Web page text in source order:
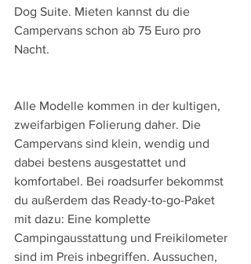
Dog Suite. Mieten kannst du die
Campervans schon ab 75 Euro pro
Nacht.
Alle Modelle kommen in der kultigen,
zweifarbigen Folierung daher. Die
Campervans sind klein, wendig und
dabei bestens ausgestattet und
komfortabel. Bei roadsurfer bekommst
du außerdem das Ready-to-go-Paket
mit dazu: Eine komplette
Campingausstattung und Freikilometer
sind im Preis inbegriffen. Aussuchen,